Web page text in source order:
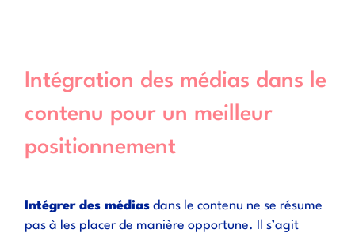
Intégration des médias dans le
contenu pour un meilleur
positionnement
Intégrer des médias dans le contenu ne se résume
pas à les placer de manière opportune. Il s’agit